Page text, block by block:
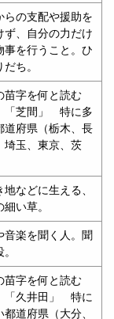
らの支配や援助を
ず、自分の力だけ
事を行うこと。ひ
だち。
苗字を何と読む
「芝間」 特に多
道府県（栃木、長
埼玉、東京、茨
地などに生える、
細い草。
音楽を聞く人。聞
苗字を何と読む
「久井田」 特に
都道府県（大分、